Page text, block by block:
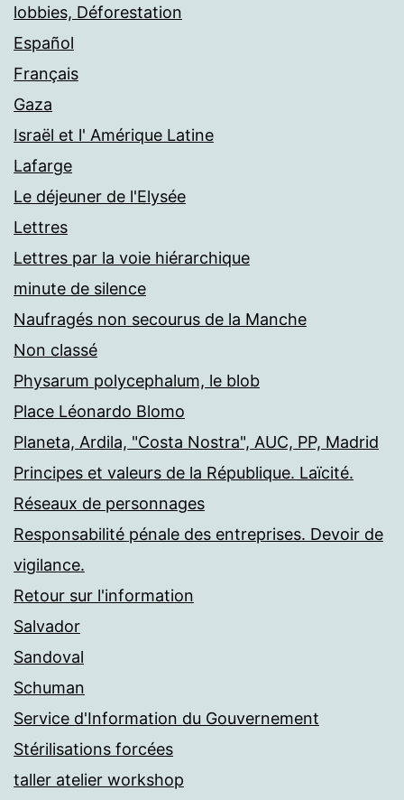
lobbies, Déforestation
Español
Français
Gaza
Israël et l' Amérique Latine
Lafarge
Le déjeuner de l'Elysée
Lettres
Lettres par la voie hiérarchique
minute de silence
Naufragés non secourus de la Manche
Non classé
Physarum polycephalum, le blob
Place Léonardo Blomo
Planeta, Ardila, "Costa Nostra", AUC, PP, Madrid
Principes et valeurs de la République. Laïcité.
Réseaux de personnages
Responsabilité pénale des entreprises. Devoir de
vigilance.
Retour sur l'information
Salvador
Sandoval
Schuman
Service d'Information du Gouvernement
Stérilisations forcées
taller atelier workshop